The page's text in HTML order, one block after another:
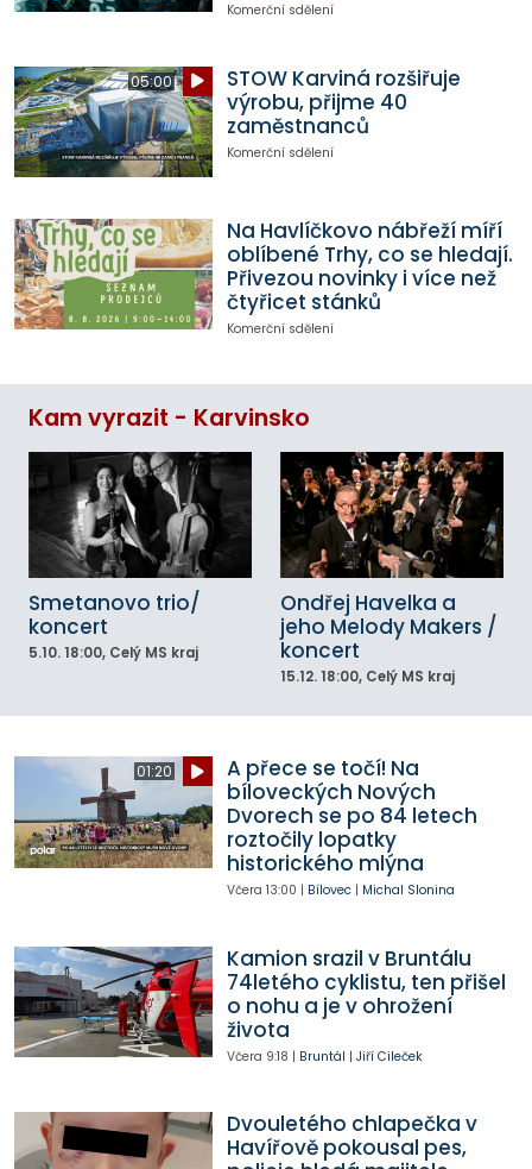
Komerční sdělení
05:00
STOW Karviná rozšiřuje
výrobu, přijme 40
zaměstnanců
Komerční sdělení
Na Havlíčkovo nábřeží míří
oblíbené Trhy, co se hledají.
Přivezou novinky i více než
čtyřicet stánků
Komerční sdělení
Kam vyrazit - Karvinsko
Smetanovo trio/
koncert
5.10. 18:00, Celý MS kraj
Ondřej Havelka a
jeho Melody Makers /
koncert
15.12. 18:00, Celý MS kraj
01:20
A přece se točí! Na
bíloveckých Nových
Dvorech se po 84 letech
roztočily lopatky
historického mlýna
Včera 13:00 | Bílovec| Michal Slonina
Kamion srazil v Bruntálu
74letého cyklistu, ten přišel
o nohu a je v ohrožení
života
Včera 9:18 | Bruntál | Jiří Cileček
Dvouletého chlapečka v
Havířově pokousal pes,